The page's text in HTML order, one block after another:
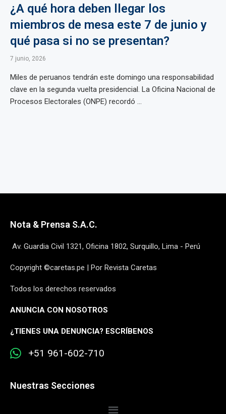
¿A qué hora deben llegar los
miembros de mesa este 7 de junio y
qué pasa si no se presentan?
7 junio, 2026
Miles de peruanos tendrán este domingo una responsabilidad
clave en la segunda vuelta presidencial. La Oficina Nacional de
Procesos Electorales (ONPE) recordó ...
Nota & Prensa S.A.C.
Av. Guardia Civil 1321, Oficina 1802, Surquillo, Lima - Perú
Copyright ©caretas.pe | Por Revista Caretas
Todos los derechos reservados
ANUNCIA CON NOSOTROS
¿TIENES UNA DENUNCIA? ESCRÍBENOS
+51 961-602-710
Nuestras Secciones